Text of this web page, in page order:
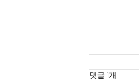
한국 경제
댓글 1개